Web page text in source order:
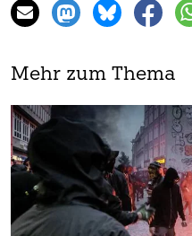
Mehr zum Thema